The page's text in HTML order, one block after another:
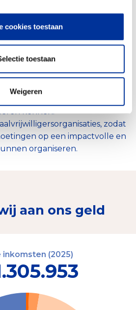
cookies toestaan
toestaan
Weigeren
en
collega’s, zodat zij hun taal
bedrijfscultuur leren kennen.
aan online
zij hun taal verbeteren én
kennen.
zodat
op een impactvolle en
organiseren.
aan ons geld
inkomsten (2025)